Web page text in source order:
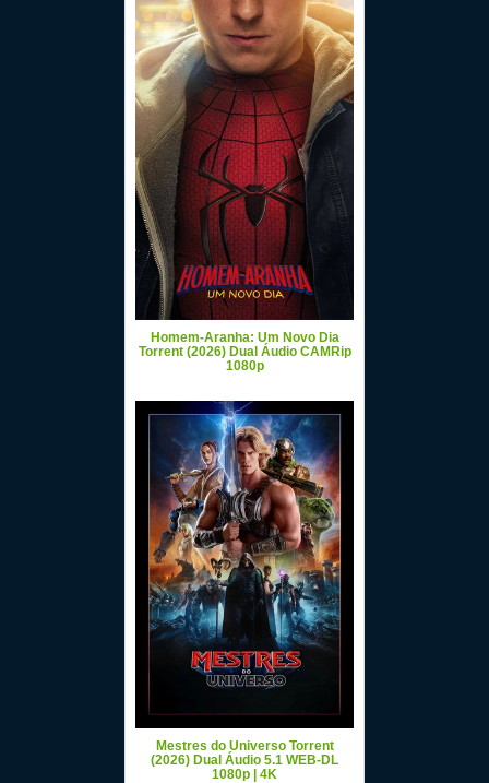
Homem-Aranha: Um Novo Dia
Torrent (2026) Dual Áudio CAMRip
1080p
Mestres do Universo Torrent
(2026) Dual Áudio 5.1 WEB-DL
1080p | 4K